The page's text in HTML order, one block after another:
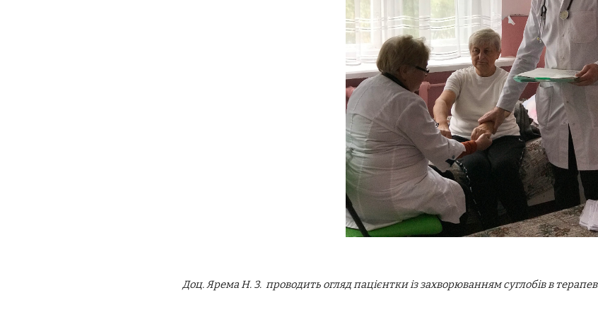
Доц. Ярема Н. З. проводить огляд пацієнтки із захворюванням суглобів в